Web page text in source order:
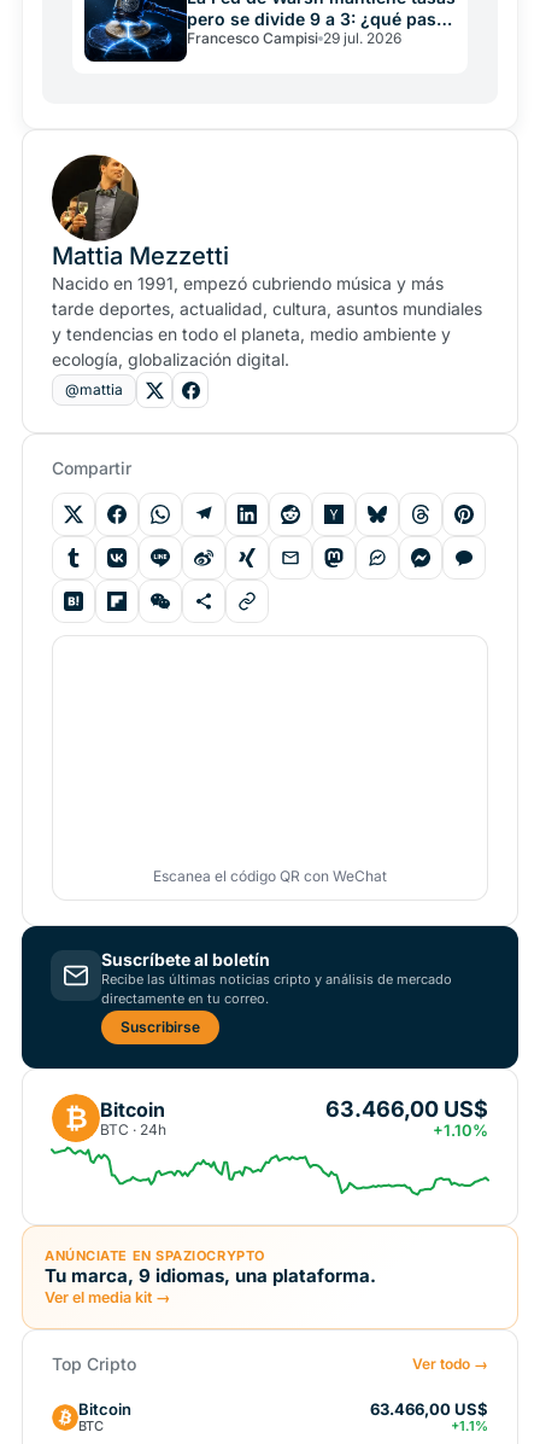
pero se divide 9 a 3: ¿qué pasa
con crypto?
Francesco Campisi 29 jul. 2026
Mattia Mezzetti
Nacido en 1991, empezó cubriendo música y más
tarde deportes, actualidad, cultura, asuntos mundiales
y tendencias en todo el planeta, medio ambiente y
ecología, globalización digital.
@mattia
Compartir
Escanea el código QR con WeChat
Suscríbete al boletín
Recibe las últimas noticias cripto y análisis de mercado
directamente en tu correo.
Suscribirse
₿ Bitcoin
BTC · 24h
63.466,00 US$
+1.10%
ANÚNCIATE EN SPAZIOCRYPTO
Tu marca, 9 idiomas, una plataforma.
Ver el media kit →
Top Cripto Ver todo →
Bitcoin
BTC
63.466,00 US$
+1.1%